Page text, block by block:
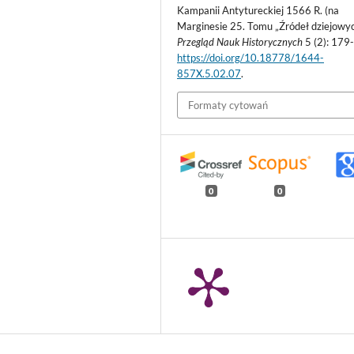
Kampanii Antytureckiej 1566 R. (na
Marginesie 25. Tomu „Źródeł
Przegląd Nauk Historycznych 5 (2):
https://doi.org/10.18778/1644-
857X.5.02.07.
Formaty cytowań
0 0